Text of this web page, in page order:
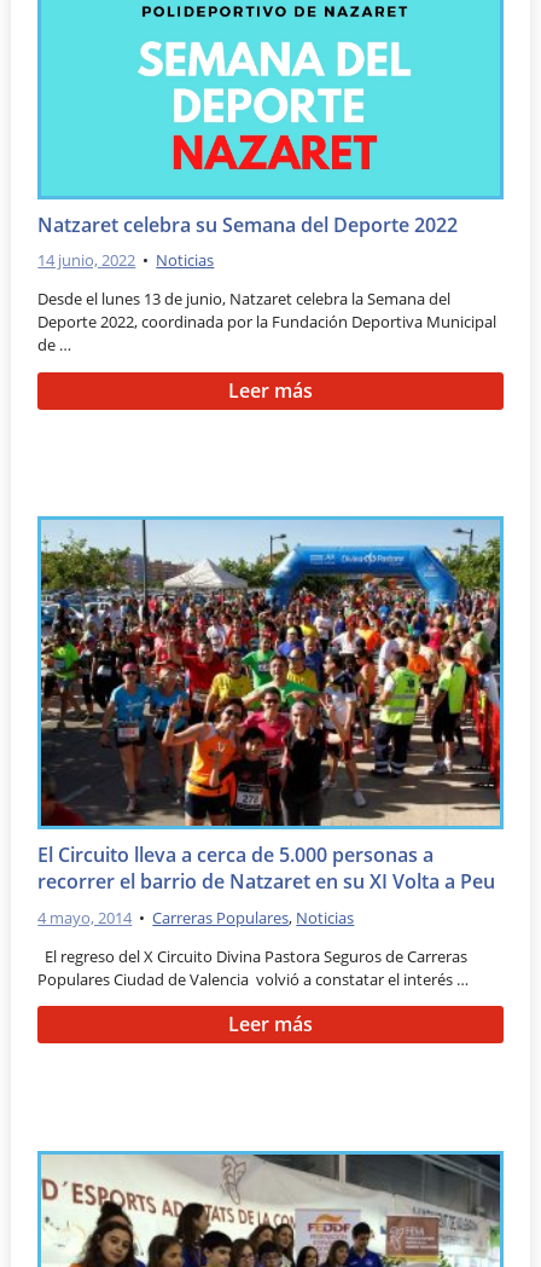
Natzaret celebra su Semana del Deporte 2022
14 junio, 2022 • Noticias
Desde el lunes 13 de junio, Natzaret celebra la Semana del
Deporte 2022, coordinada por la Fundación Deportiva Municipal
de …
Leer más
El Circuito lleva a cerca de 5.000 personas a
recorrer el barrio de Natzaret en su XI Volta a Peu
4 mayo, 2014 •Carreras Populares, Noticias
El regreso del X Circuito Divina Pastora Seguros de Carreras
Populares Ciudad de Valencia volvió a constatar el interés …
Leer más